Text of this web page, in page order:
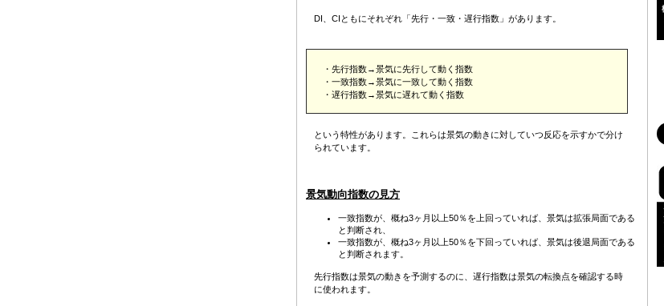
DI、CIともにそれぞれ「先行・一致・遅行指数」があります。
・先行指数→景気に先行して動く指数
・一致指数→景気に一致して動く指数
・遅行指数→景気に遅れて動く指数
という特性があります。これらは景気の動きに対していつ反応を示すかで分け
られています。
景気動向指数の見方
一致指数が、概ね3ヶ月以上50％を上回っていれば、景気は拡張局面である
と判断され、
一致指数が、概ね3ヶ月以上50％を下回っていれば、景気は後退局面である
と判断されます。
先行指数は景気の動きを予測するのに、遅行指数は景気の転換点を確認する時
に使われます。